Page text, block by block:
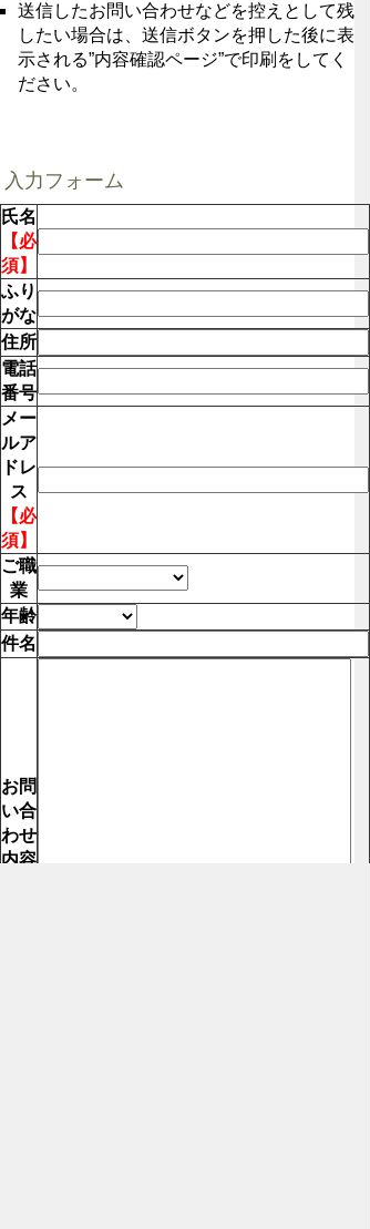
送信したお問い合わせなどを控えとして残
したい場合は、送信ボタンを押した後に表
示される”内容確認ページ”で印刷をしてく
ださい。
入力フォーム
氏名
【必
須】
ふり
がな
住所
電話
番号
メー
ルア
ドレ
ス
【必
須】
ご職
業
年齢
件名
お問
い合
わせ
内容